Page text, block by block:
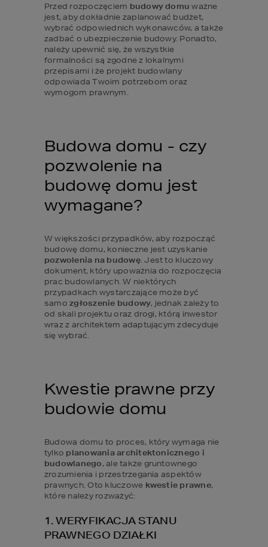
Przed rozpoczęciem budowy domu ważne
jest, aby dokładnie zaplanować budżet,
wybrać odpowiednich wykonawców, a także
zadbać o ubezpieczenie budowy. Ponadto,
należy upewnić się, że wszystkie
formalności są zgodne z lokalnymi
przepisami i że projekt budowlany
odpowiada Twoim potrzebom oraz
wymogom prawnym.
Budowa domu - czy
pozwolenie na
budowę domu jest
wymagane?
W większości przypadków, aby rozpocząć
budowę domu, konieczne jest uzyskanie
pozwolenia na budowę. Jest to kluczowy
dokument, który upoważnia do rozpoczęcia
prac budowlanych. W niektórych
przypadkach wystarczające może być
samo zgłoszenie budowy, jednak zależy to
od skali projektu oraz drogi, którą inwestor
wraz z architektem adaptującym zdecyduje
się wybrać.
Kwestie prawne przy
budowie domu
Budowa domu to proces, który wymaga nie
tylko planowania architektonicznego i
budowlanego, ale także gruntownego
zrozumienia i przestrzegania aspektów
prawnych. Oto kluczowe kwestie prawne,
które należy rozważyć:
1. WERYFIKACJA STANU
PRAWNEGO DZIAŁKI